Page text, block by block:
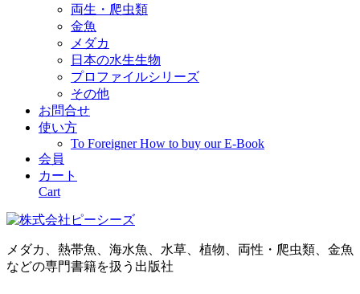
両生・爬虫類
金魚
メダカ
日本の水生生物
プロファイルシリーズ
その他
お問合せ
使い方
To Foreigner How to buy our E-Book
会員
カート
Cart
メダカ、熱帯魚、海水魚、水草、植物、両性・爬虫類、金魚
などの専門書籍を扱う出版社